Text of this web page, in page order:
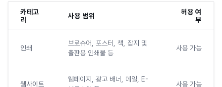
카테고
리
사용 범위
허용 여
부
인쇄
브로슈어, 포스터, 책, 잡지 및
출판용 인쇄물 등
사용 가능
웹사이트
웹페이지, 광고 배너, 메일, E-
사용 가능